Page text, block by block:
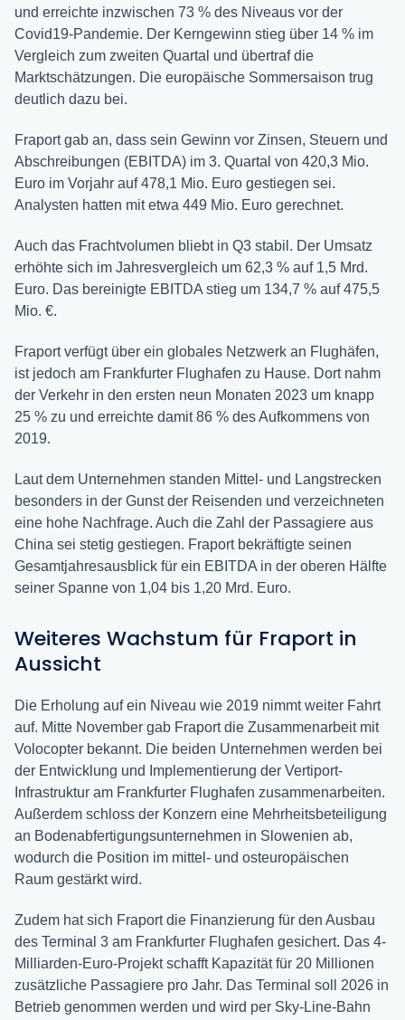
und erreichte inzwischen 73 % des Niveaus vor der
Covid19-Pandemie. Der Kerngewinn stieg über 14 % im
Vergleich zum zweiten Quartal und übertraf die
Marktschätzungen. Die europäische Sommersaison trug
deutlich dazu bei.
Fraport gab an, dass sein Gewinn vor Zinsen, Steuern und
Abschreibungen (EBITDA) im 3. Quartal von 420,3 Mio.
Euro im Vorjahr auf 478,1 Mio. Euro gestiegen sei.
Analysten hatten mit etwa 449 Mio. Euro gerechnet.
Auch das Frachtvolumen bliebt in Q3 stabil. Der Umsatz
erhöhte sich im Jahresvergleich um 62,3 % auf 1,5 Mrd.
Euro. Das bereinigte EBITDA stieg um 134,7 % auf 475,5
Mio. €.
Fraport verfügt über ein globales Netzwerk an Flughäfen,
ist jedoch am Frankfurter Flughafen zu Hause. Dort nahm
der Verkehr in den ersten neun Monaten 2023 um knapp
25 % zu und erreichte damit 86 % des Aufkommens von
2019.
Laut dem Unternehmen standen Mittel- und Langstrecken
besonders in der Gunst der Reisenden und verzeichneten
eine hohe Nachfrage. Auch die Zahl der Passagiere aus
China sei stetig gestiegen. Fraport bekräftigte seinen
Gesamtjahresausblick für ein EBITDA in der oberen Hälfte
seiner Spanne von 1,04 bis 1,20 Mrd. Euro.
Weiteres Wachstum für Fraport in
Aussicht
Die Erholung auf ein Niveau wie 2019 nimmt weiter Fahrt
auf. Mitte November gab Fraport die Zusammenarbeit mit
Volocopter bekannt. Die beiden Unternehmen werden bei
der Entwicklung und Implementierung der Vertiport-
Infrastruktur am Frankfurter Flughafen zusammenarbeiten.
Außerdem schloss der Konzern eine Mehrheitsbeteiligung
an Bodenabfertigungsunternehmen in Slowenien ab,
wodurch die Position im mittel- und osteuropäischen
Raum gestärkt wird.
Zudem hat sich Fraport die Finanzierung für den Ausbau
des Terminal 3 am Frankfurter Flughafen gesichert. Das 4-
Milliarden-Euro-Projekt schafft Kapazität für 20 Millionen
zusätzliche Passagiere pro Jahr. Das Terminal soll 2026 in
Betrieb genommen werden und wird per Sky-Line-Bahn